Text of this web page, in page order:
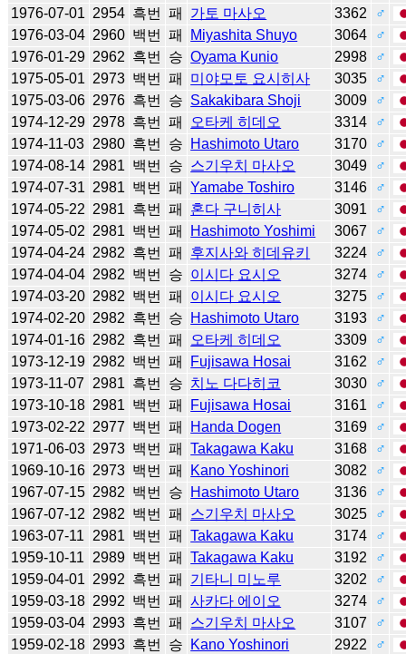
1976-07-01 2954 흑번 패 가토 마사오 3362
♂
1976-03-04 2960 백번 패 Miyashita Shuyo 3064
♂
1976-01-29 2962 흑번 승 Oyama Kunio 2998
♂
1975-05-01 2973 백번 패 미야모토 요시히사 3035
♂
1975-03-06 2976 흑번 승 Sakakibara Shoji 3009
♂
1974-12-29 2978 흑번 패 오타케 히데오 3314
♂
1974-11-03 2980 흑번 승 Hashimoto Utaro 3170
♂
1974-08-14 2981 백번 승 스기우치 마사오 3049
♂
1974-07-31 2981 백번 패 Yamabe Toshiro 3146
♂
1974-05-22 2981 흑번 패 혼다 구니히사 3091
♂
1974-05-02 2981 백번 패 Hashimoto Yoshimi 3067
♂
1974-04-24 2982 흑번 패 후지사와 히데유키 3224
♂
1974-04-04 2982 백번 승 이시다 요시오 3274
♂
1974-03-20 2982 백번 패 이시다 요시오 3275
♂
1974-02-20 2982 흑번 승 Hashimoto Utaro 3193
♂
1974-01-16 2982 흑번 패 오타케 히데오 3309
♂
1973-12-19 2982 백번 패 Fujisawa Hosai 3162
♂
1973-11-07
2981 흑번 승 치노 다다히코 3030
♂
1973-10-18 2981 백번 패 Fujisawa Hosai 3161
♂
1973-02-22 2977 백번 패 Handa Dogen 3169
♂
1971-06-03 2973 백번 패 Takagawa Kaku 3168
♂
1969-10-16 2973 백번 패 Kano Yoshinori 3082
♂
1967-07-15 2982 백번 승 Hashimoto Utaro 3136
♂
1967-07-12 2982 백번 패 스기우치 마사오 3025
♂
1963-07-11
2981 백번 패 Takagawa Kaku 3174
♂
1959-10-11
2989 백번 패 Takagawa Kaku 3192
♂
1959-04-01 2992 흑번 패 기타니 미노루 3202
♂
1959-03-18 2992 백번 패 사카다 에이오 3274
♂
1959-03-04 2993 흑번 패 스기우치 마사오 3107
♂
1959-02-18 2993 흑번 승 Kano Yoshinori 2922
♂